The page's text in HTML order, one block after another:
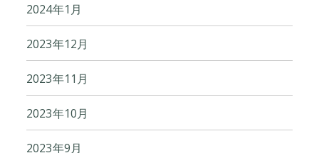
2024年1月
2023年12月
2023年11月
2023年10月
2023年9月